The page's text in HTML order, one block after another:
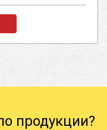
продукции?